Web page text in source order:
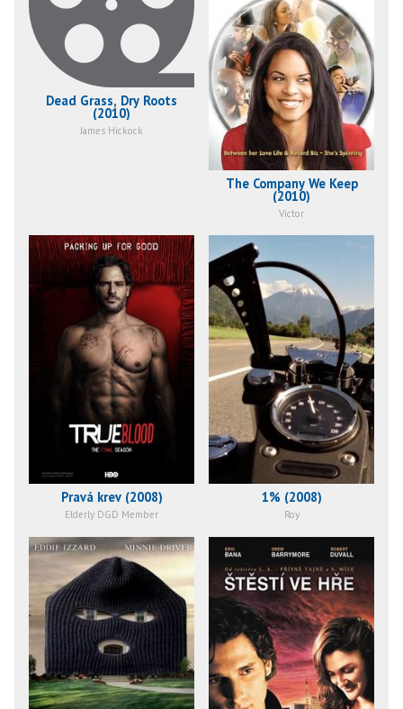
Dead Grass, Dry Roots
(2010)
James Hickock
The Company We Keep
(2010)
Victor
Pravá krev (2008)
Elderly DGD Member
1% (2008)
Roy